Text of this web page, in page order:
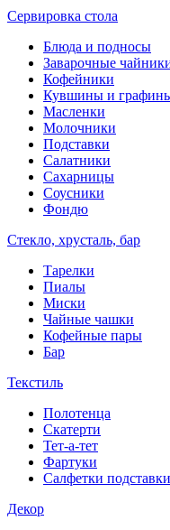
Сервировка стола
Блюда и подносы
Заварочные
Кофейники
Кувшины и
Масленки
Молочники
Подставки
Салатники
Сахарницы
Соусники
Фондю
Стекло, хрусталь, бар
Тарелки
Пиалы
Миски
Чайные чашки
Кофейные пары
Бар
Текстиль
Полотенца
Скатерти
Тет-а-тет
Фартуки
Салфетки
Декор